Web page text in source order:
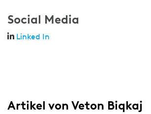
Social Media
Linked In
Artikel von Veton Biqkaj